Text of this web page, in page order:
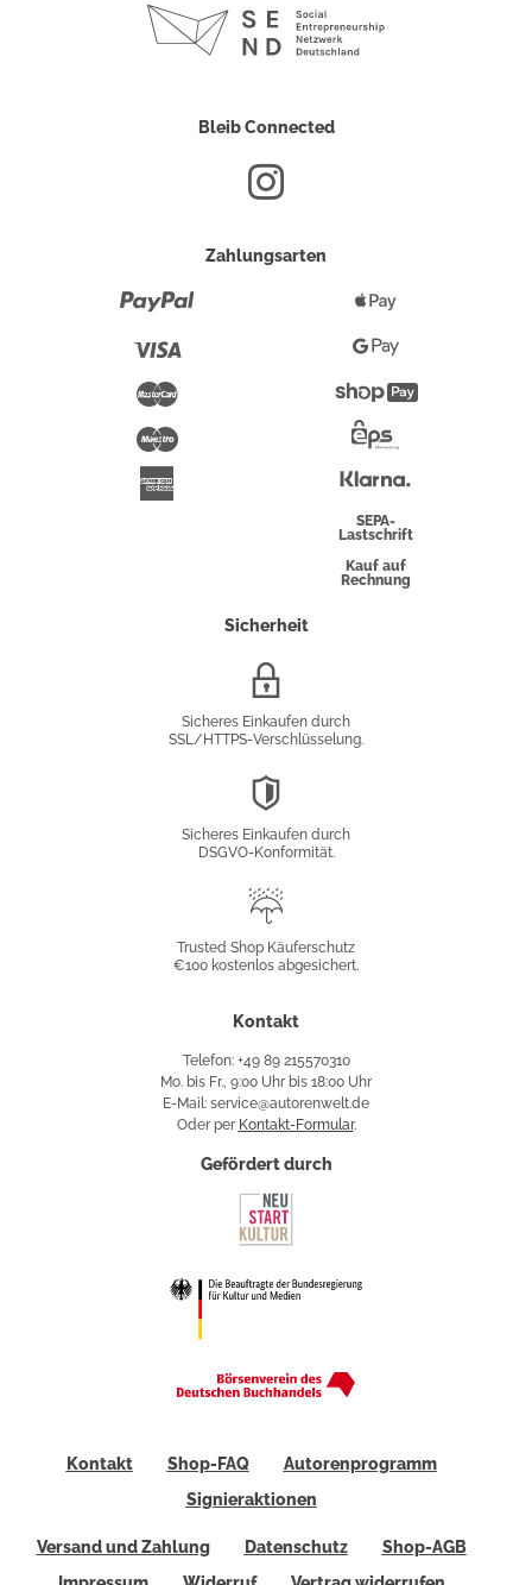
Bleib Connected
Zahlungsarten
Maestro
Pay
Google
Pay
Überweisung
SEPA-
Lastschrift
Kauf auf
Rechnung
Sicherheit
Sicheres Einkaufen durch
SSL/HTTPS-Verschlüsselung.
Sicheres Einkaufen durch
DSGVO-Konformität.
Käuferschutz
Trusted Shop Käuferschutz
€100 kostenlos abgesichert.
Kontakt
Telefon: +49 89 215570310
Mo. bis Fr., 9:00 Uhr bis 18:00 Uhr
E-Mail: service@autorenwelt.de
Oder per Kontakt-Formular.
Gefördert durch
Kontakt Shop-FAQ
Autorenprogramm
Signieraktionen
Versand und Zahlung Datenschutz
Shop-AGB